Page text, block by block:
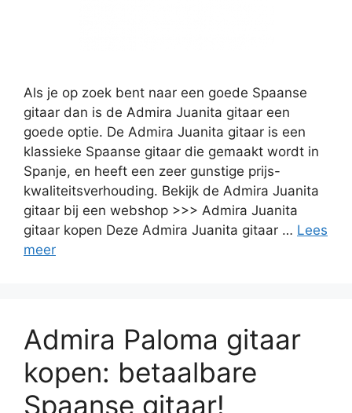
Als je op zoek bent naar een goede Spaanse
gitaar dan is de Admira Juanita gitaar een
goede optie. De Admira Juanita gitaar is een
klassieke Spaanse gitaar die gemaakt wordt in
Spanje, en heeft een zeer gunstige prijs-
kwaliteitsverhouding. Bekijk de Admira Juanita
gitaar bij een webshop >>> Admira Juanita
gitaar kopen Deze Admira Juanita gitaar … Lees
meer
Admira Paloma gitaar
kopen: betaalbare
Spaanse gitaar!